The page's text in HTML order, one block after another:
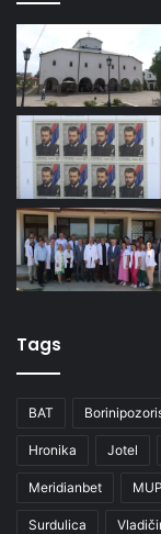
Tags
BAT
Hronika Jotel
Meridianbet MUP
Surdulica